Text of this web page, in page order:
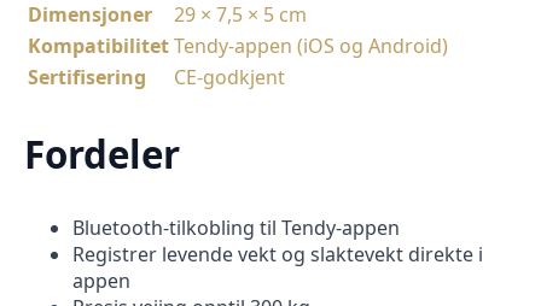
Dimensjoner
29 × 7,5 × 5 cm
KompatibilitetTendy-appen (iOS og Android)
Sertifisering
CE-godkjent
Fordeler
Bluetooth-tilkobling til Tendy-appen
Registrer levende vekt og slaktevekt direkte i
appen